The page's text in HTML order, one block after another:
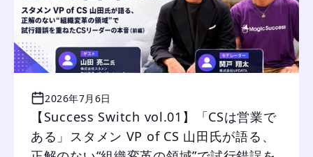
2026年7月6日
【Success Switch vol.01】「CSは営業で
ある」スタメン VP of CS 山田氏が語る、